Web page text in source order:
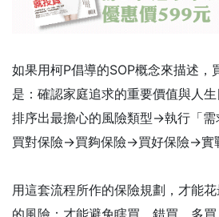
如果用柯P倡導的SOP概念來描述，
是：確認家庭追求的重要價值與人
排序出最擔心的風險類型→執行「
買對保險→買夠保險→買好保險→實
用這套流程所作的保險規劃，才能
的風險；才能避免瞎買、錯買、多